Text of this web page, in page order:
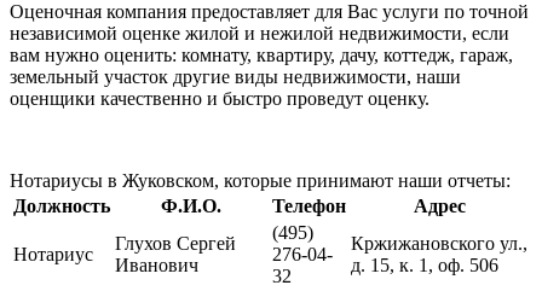
Оценочная компания предоставляет для Вас услуги по точной
независимой оценке жилой и нежилой недвижимости, если
вам нужно оценить: комнату, квартиру, дачу, коттедж, гараж,
земельный участок другие виды недвижимости, наши
оценщики качественно и быстро проведут оценку.
Нотариусы в Жуковском, которые принимают наши отчеты:
Должность
Ф.И.О. Телефон Адрес
Нотариус
Глухов Сергей
Иванович
(495)
276-04-
32
Кржижановского ул.,
д. 15, к. 1, оф. 506